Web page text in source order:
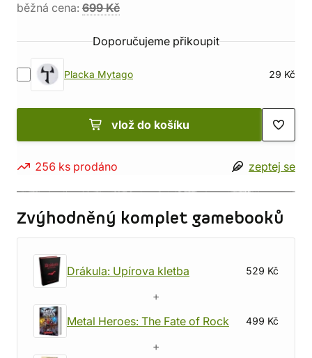
běžná cena: 699 Kč
Doporučujeme přikoupit
Placka Mytago 29 Kč
vlož do košíku
256 ks prodáno zeptej se
Zvýhodněný komplet gamebooků
Drákula: Upírova kletba 529 Kč
+
Metal Heroes: The Fate of Rock
499 Kč
+